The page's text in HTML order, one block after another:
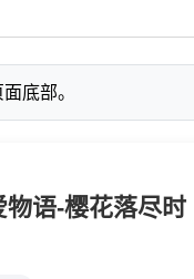
底部。
语-樱花落尽时